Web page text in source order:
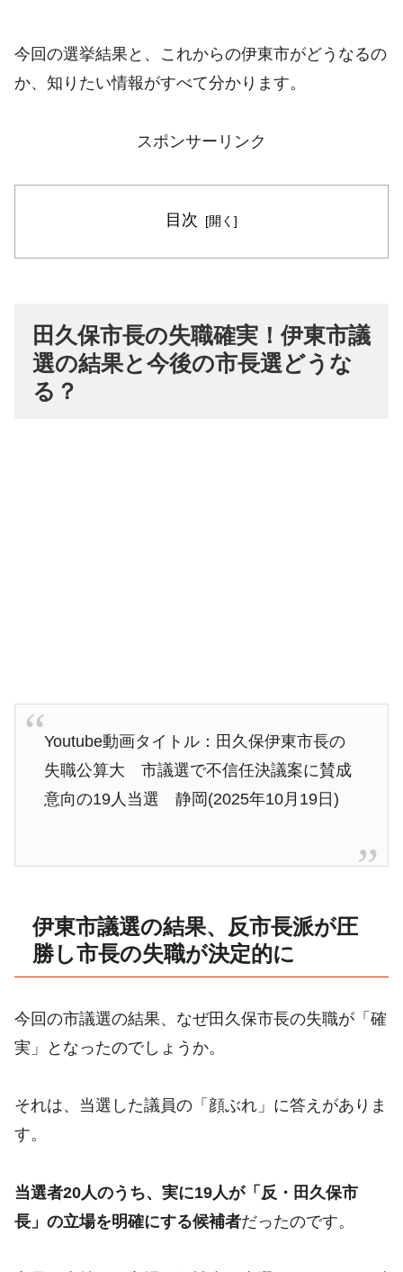
今回の選挙結果と、これからの伊東市がどうなるの
か、知りたい情報がすべて分かります。
スポンサーリンク
目次
田久保市長の失職確実！伊東市議
選の結果と今後の市長選どうな
る？
Youtube動画タイトル：田久保伊東市長の
失職公算大 市議選で不信任決議案に賛成
意向の19人当選 静岡(2025年10月19日)
伊東市議選の結果、反市長派が圧
勝し市長の失職が決定的に
今回の市議選の結果、なぜ田久保市長の失職が「確
実」となったのでしょうか。
それは、当選した議員の「顔ぶれ」に答えがありま
す。
当選者20人のうち、実に19人が「反・田久保市
長」の立場を明確にする候補者だったのです。